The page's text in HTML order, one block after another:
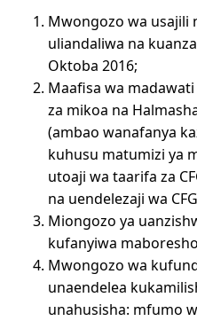
Mwongozo wa usajili
uliandaliwa na
Oktoba 2016;
Maafisa wa
za mikoa na
(ambao wanafanya
kuhusu matumizi ya
utoaji wa taarifa za
na uendelezaji wa
Miongozo ya
kufanyiwa
Mwongozo wa
unaendelea
unahusisha: mfumo